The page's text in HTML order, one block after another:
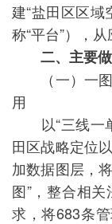
建“盐田区区域
称“平台”），
二、主要
（一）一图
用
以“三线一
田区战略定位
加数据图层，
图”，整合相
求，将683条